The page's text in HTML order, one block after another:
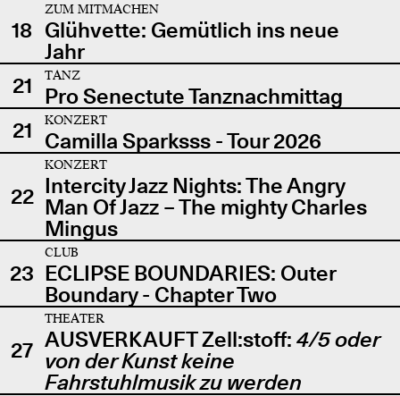
18
ZUM MITMACHEN
Glühvette: Gemütlich ins neue
Jahr
21
TANZ
Pro Senectute Tanznachmittag
21
KONZERT
Camilla Sparksss - Tour 2026
22
KONZERT
Intercity Jazz Nights: The Angry
Man Of Jazz – The mighty Charles
Mingus
23
CLUB
ECLIPSE BOUNDARIES: Outer
Boundary - Chapter Two
27
THEATER
AUSVERKAUFT Zell:stoff: 4/5 oder
von der Kunst keine
Fahrstuhlmusik zu werden